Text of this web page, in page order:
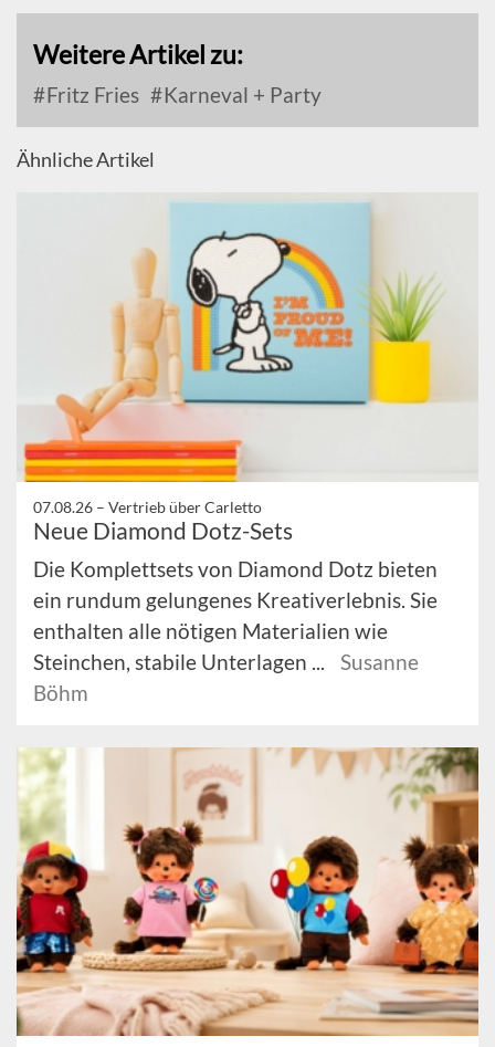
Weitere Artikel zu:
Fritz Fries Karneval + Party
Ähnliche Artikel
07.08.26 – Vertrieb über Carletto
Neue Diamond Dotz-Sets
Die Komplettsets von Diamond Dotz bieten
ein rundum gelungenes Kreativerlebnis. Sie
enthalten alle nötigen Materialien wie
Steinchen, stabile Unterlagen ...
Susanne
Böhm